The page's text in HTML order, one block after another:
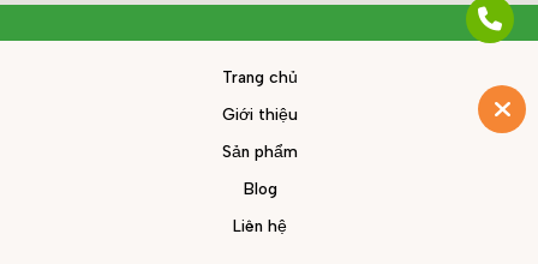
Trang chủ
Giới thiệu
Sản phẩm
Blog
Liên hệ